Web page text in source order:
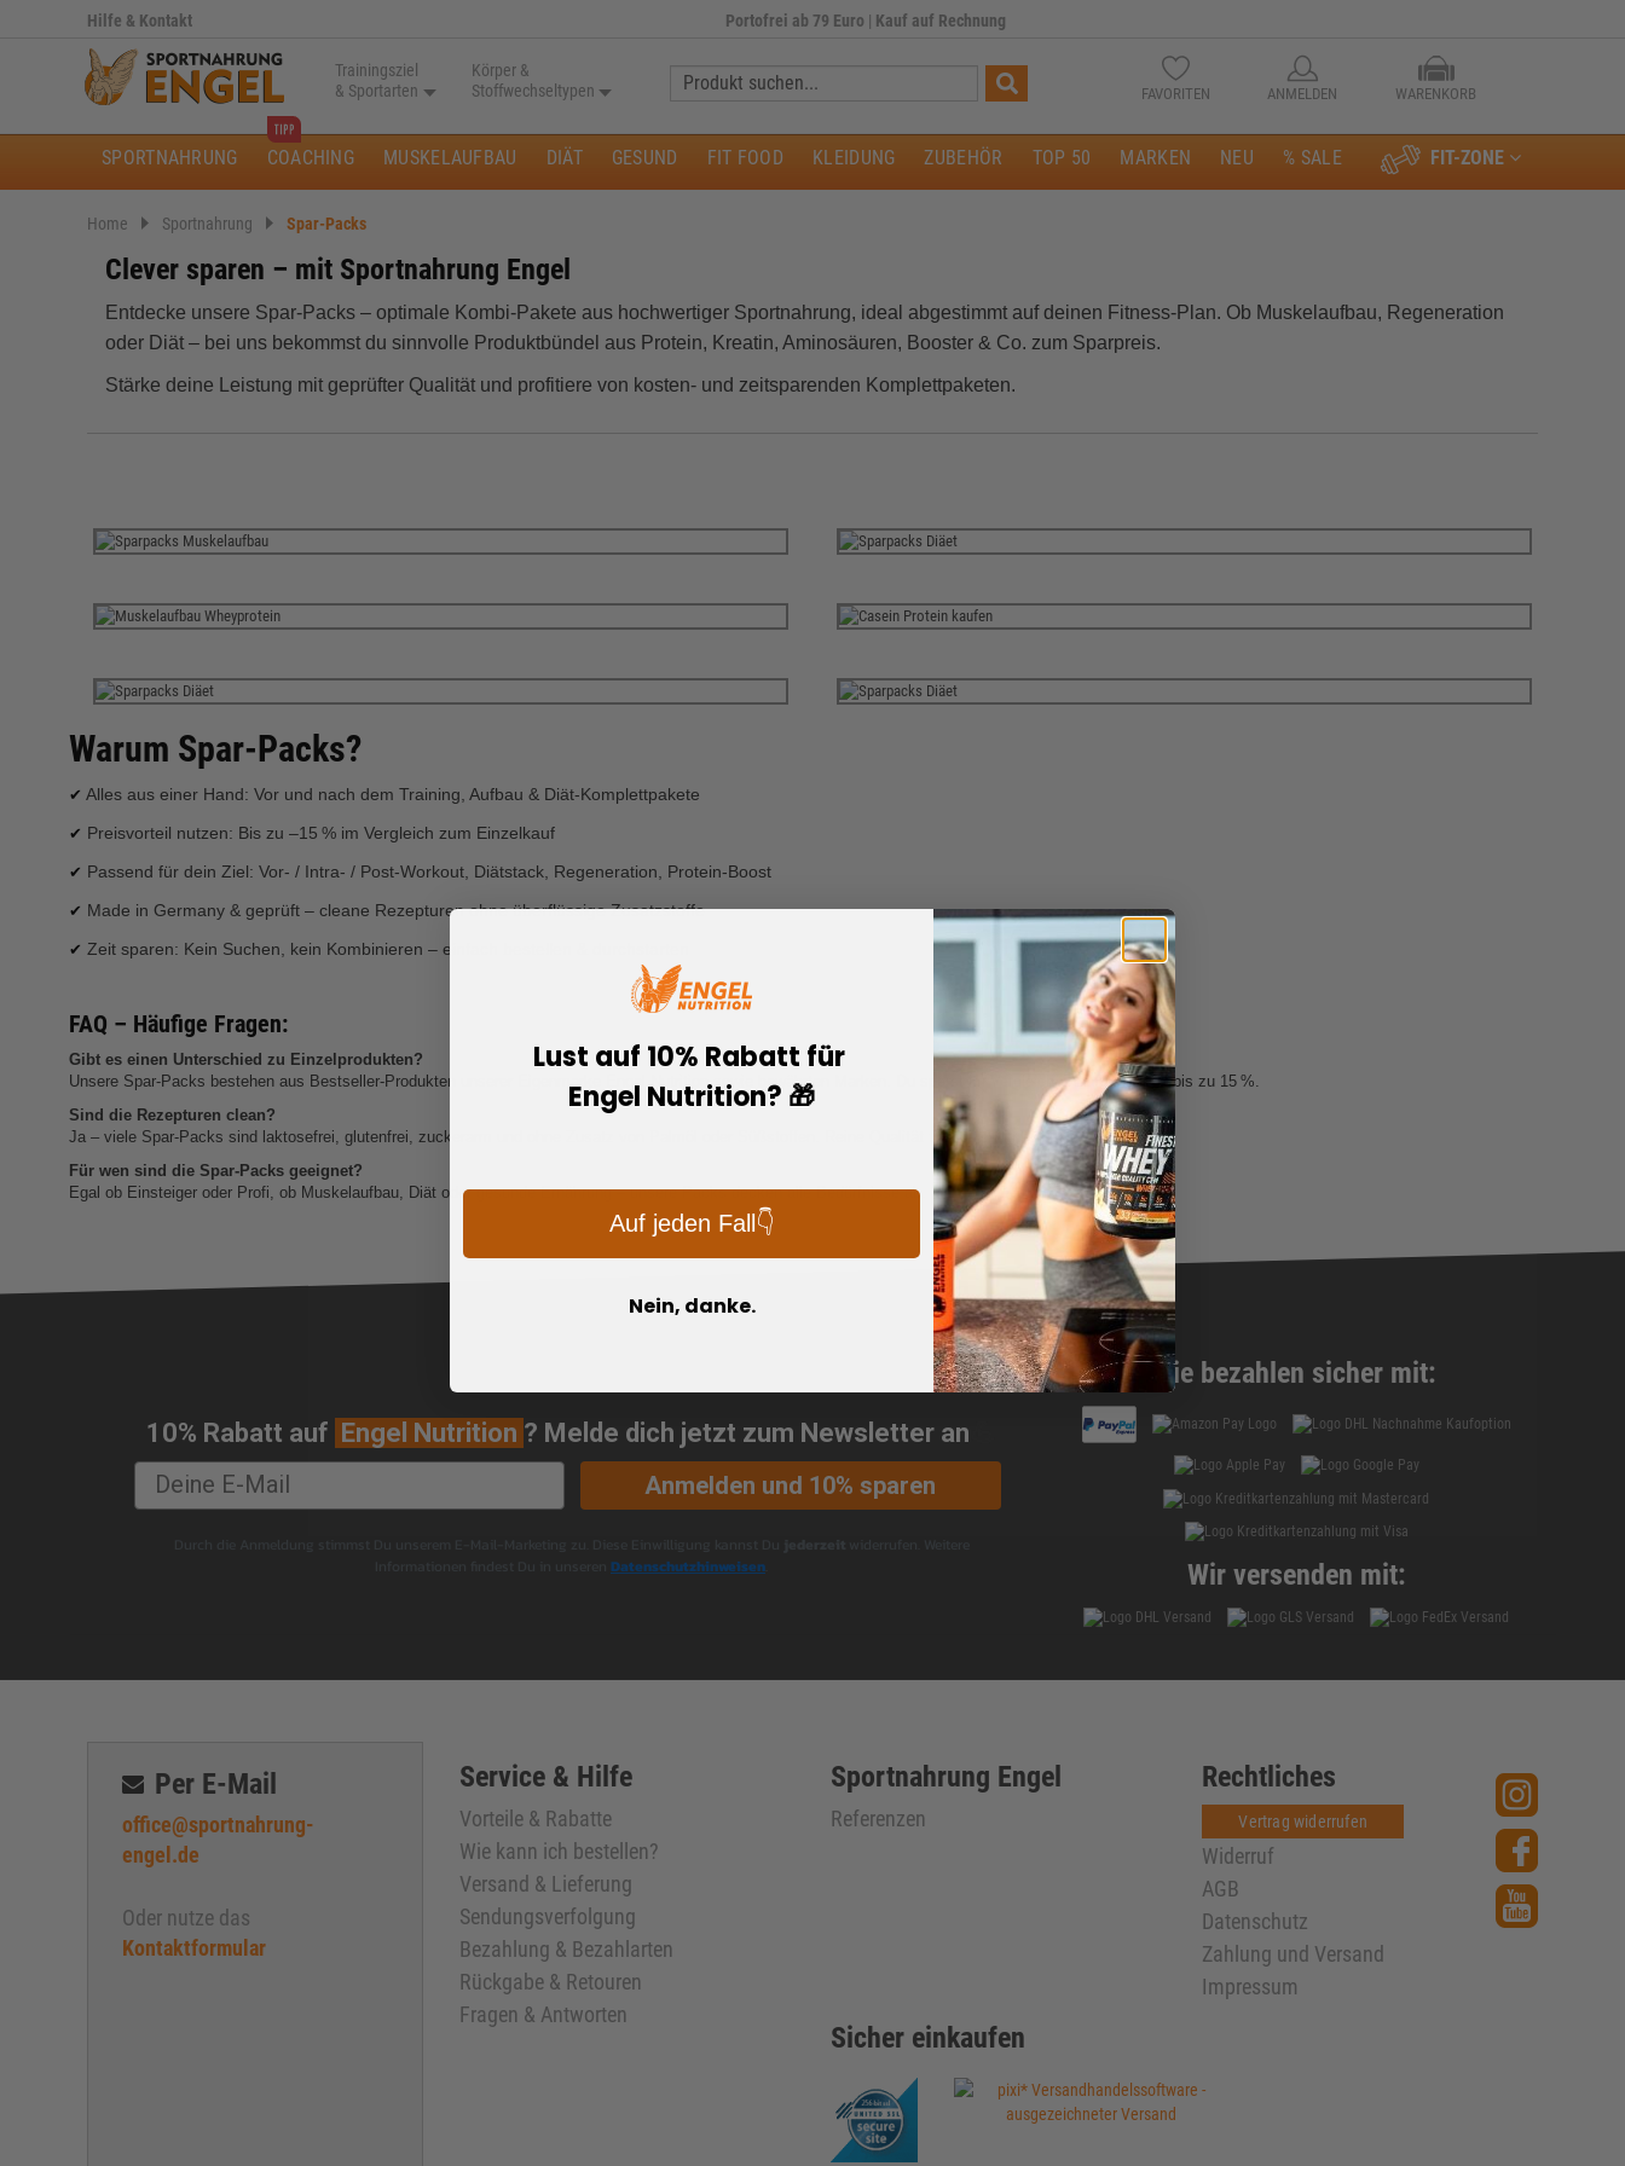
Hilfe & Kontakt Portofrei ab 79 Euro | Kauf auf Rechnung
Trainingsziel
& Sportarten
Körper &
Stoffwechseltypen
Suche:
FAVORITEN ANMELDEN WARENKORB
FIT-ZONE
SPORTNAHRUNG COACHING MUSKELAUFBAU DIÄT GESUND FIT FOOD KLEIDUNG ZUBEHÖR TOP 50 MARKEN NEU % SALE
Home Sportnahrung Spar-Packs
Clever sparen – mit Sportnahrung Engel
Entdecke unsere Spar‑Packs – optimale Kombi‑Pakete aus hochwertiger Sportnahrung, ideal abgestimmt auf deinen Fitness‑Plan. Ob Muskelaufbau, Regeneration
oder Diät – bei uns bekommst du sinnvolle Produktbündel aus Protein, Kreatin, Aminosäuren, Booster & Co. zum Sparpreis.
Stärke deine Leistung mit geprüfter Qualität und profitiere von kosten‑ und zeitsparenden Komplettpaketen.
Warum Spar‑Packs?
✔ Alles aus einer Hand: Vor und nach dem Training, Aufbau & Diät-Komplettpakete
✔ Preisvorteil nutzen: Bis zu –15 % im Vergleich zum Einzelkauf
✔ Passend für dein Ziel: Vor- / Intra- / Post‑Workout, Diätstack, Regeneration, Protein‑Boost
✔ Made in Germany & geprüft – cleane Rezepturen ohne überflüssige Zusatzstoffe
✔ Zeit sparen: Kein Suchen, kein Kombinieren – einfach bestellen & durchstarten
FAQ – Häufige Fragen:
Gibt es einen Unterschied zu Einzelprodukten?
Unsere Spar‑Packs bestehen aus Bestseller‑Produkten unserer Eigenmarke Engel Nutrition sowie bewährten Marken. Du sparst im Vergleich zum Einzelkauf bis zu 15 %.
Sind die Rezepturen clean?
Ja – viele Spar‑Packs sind laktosefrei, glutenfrei, zuckerarm und ohne Zusatz von Palmöl oder Süßstoffen. Reine Qualität für deine Fitnessziele.
Für wen sind die Spar‑Packs geeignet?
Egal ob Einsteiger oder Profi, ob Muskelaufbau, Diät oder gesunde Ernährung – unsere Packs decken alle Bedürfnisse ab.
10% Rabatt auf Engel Nutrition ? Melde dich jetzt zum Newsletter an
Anmelden und 10% sparen
Datenschutzhinweisen
Sie bezahlen sicher mit:
Wir versenden mit:
Per E-Mail
office@sportnahrung-
engel.de
Oder nutze das
Kontaktformular
Service & Hilfe
Vorteile & Rabatte
Wie kann ich bestellen?
Versand & Lieferung
Sendungsverfolgung
Bezahlung & Bezahlarten
Rückgabe & Retouren
Fragen & Antworten
Sportnahrung Engel
Referenzen
Rechtliches
Vertrag widerrufen
Widerruf
AGB
Datenschutz
Zahlung und Versand
Impressum
Sicher einkaufen
Lust auf 10% Rabatt für
Engel Nutrition? 🎁
Auf jeden Fall👇
Nein, danke.